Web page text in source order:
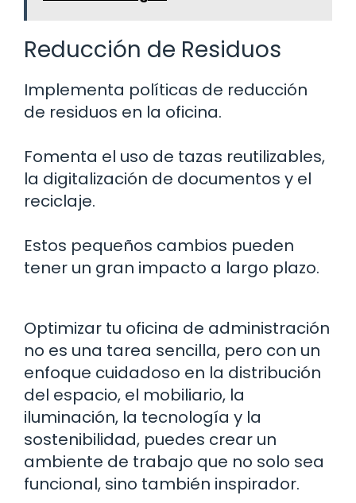
Reducción de Residuos
Implementa políticas de reducción
de residuos en la oficina.
Fomenta el uso de tazas reutilizables,
la digitalización de documentos y el
reciclaje.
Estos pequeños cambios pueden
tener un gran impacto a largo plazo.
Optimizar tu oficina de administración
no es una tarea sencilla, pero con un
enfoque cuidadoso en la distribución
del espacio, el mobiliario, la
iluminación, la tecnología y la
sostenibilidad, puedes crear un
ambiente de trabajo que no solo sea
funcional, sino también inspirador.